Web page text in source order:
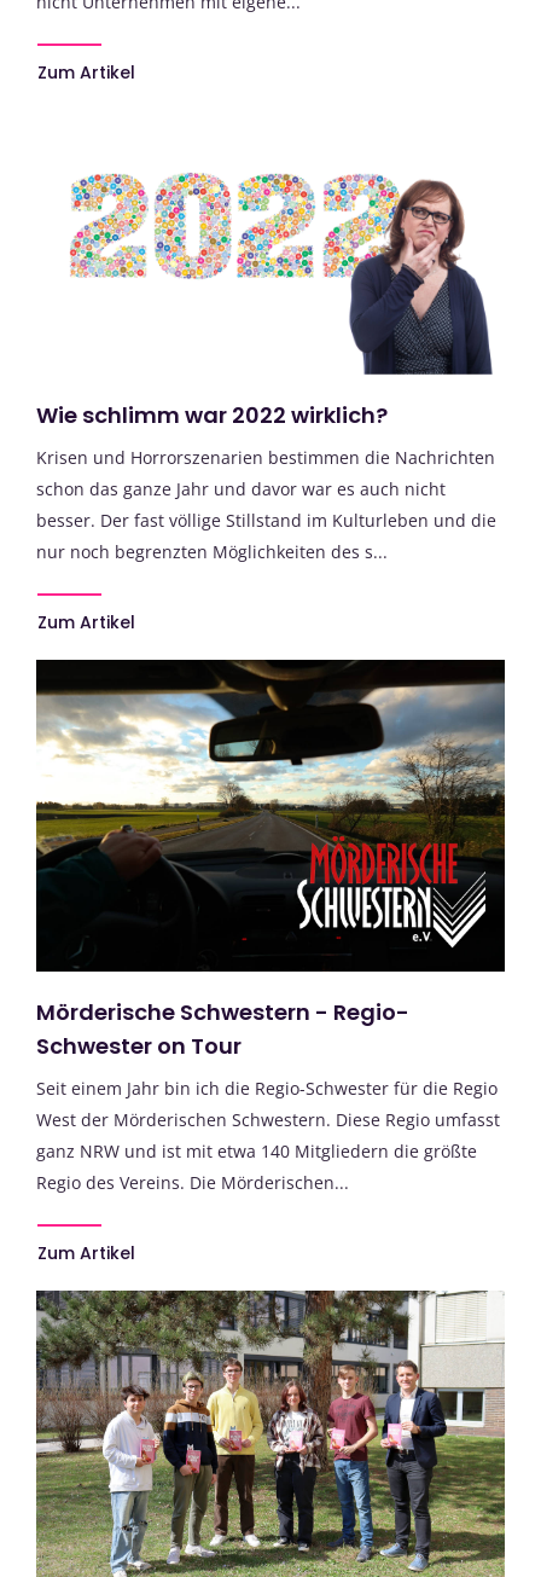
Zum Artikel
Wie schlimm war 2022 wirklich?
Krisen und Horrorszenarien bestimmen die Nachrichten
schon das ganze Jahr und davor war es auch nicht
besser. Der fast völlige Stillstand im Kulturleben und die
nur noch begrenzten Möglichkeiten des s...
Zum Artikel
Mörderische Schwestern - Regio-
Schwester on Tour
Seit einem Jahr bin ich die Regio-Schwester für die Regio
West der Mörderischen Schwestern. Diese Regio umfasst
ganz NRW und ist mit etwa 140 Mitgliedern die größte
Regio des Vereins. Die Mörderischen...
Zum Artikel